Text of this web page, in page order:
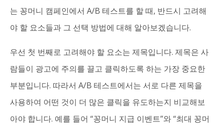
는 꽁머니 캠페인에서 A/B 테스트를 할 때, 반드시 고려해
야 할 요소들과 그 선택 방법에 대해 알아보겠습니다.
우선 첫 번째로 고려해야 할 요소는 제목입니다. 제목은 사
람들이 광고에 주의를 끌고 클릭하도록 하는 가장 중요한
부분입니다. 따라서 A/B 테스트에서는 서로 다른 제목을
사용하여 어떤 것이 더 많은 클릭을 유도하는지 비교해보
아야 합니다. 예를 들어 “꽁머니 지급 이벤트”와 “최대 꽁머